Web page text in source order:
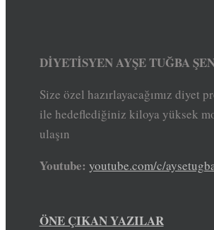
DİYETİSYEN AYŞE TUĞBA
Size özel hazırlayacağımız diyet
ile hedeflediğiniz kiloya yüksek
ulaşın
Youtube: youtube.com/c/
ÖNE ÇIKAN YAZILAR